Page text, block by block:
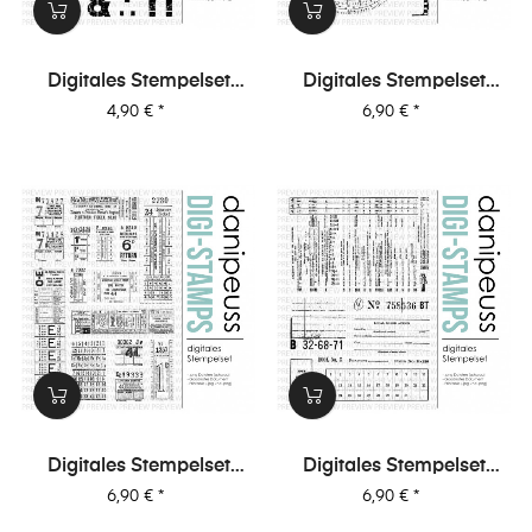
Digitales Stempelset
(5027) "Anton XL"
Preis
4,90 € *
Digitales Stempelset
(5026) "Collage |
Preis
6,90 € *
Digitales Stempelset
(5025) "Collage | Tickets"
Preis
6,90 € *
Digitales Stempelset
(5024) "Collage | Office"
Preis
6,90 € *